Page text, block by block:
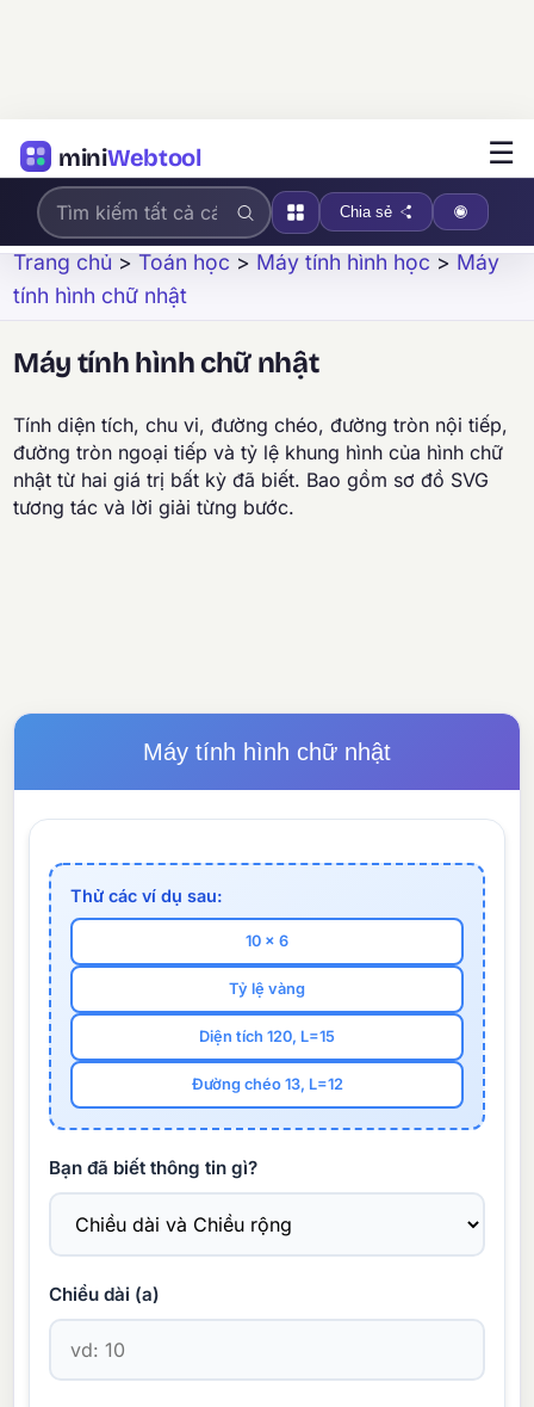
miniWebtool ☰
Chia sẻ
Trang chủ >Toán học > Máy tính hình học > Máy
tính hình chữ nhật
Máy tính hình chữ nhật
Tính diện tích, chu vi, đường chéo, đường tròn nội tiếp,
đường tròn ngoại tiếp và tỷ lệ khung hình của hình chữ
nhật từ hai giá trị bất kỳ đã biết. Bao gồm sơ đồ SVG
tương tác và lời giải từng bước.
Máy tính hình chữ nhật
Thử các ví dụ sau:
10 x 6
Tỷ lệ vàng
Diện tích 120, L=15
Đường chéo 13, L=12
Bạn đã biết thông tin gì?
Chiều dài (a)